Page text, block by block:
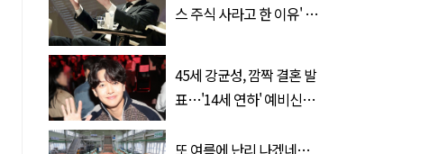
스 주식 사라고 한 이유' 글
45세 강균성, 깜짝 결혼 발
표…'14세 연하' 예비신부
또 여름에 난리 나겠네…